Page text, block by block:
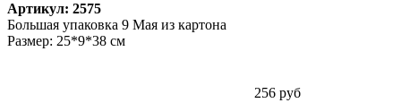
Артикул: 2575
Большая упаковка 9 Мая из картона
Размер: 25*9*38 см
256 руб